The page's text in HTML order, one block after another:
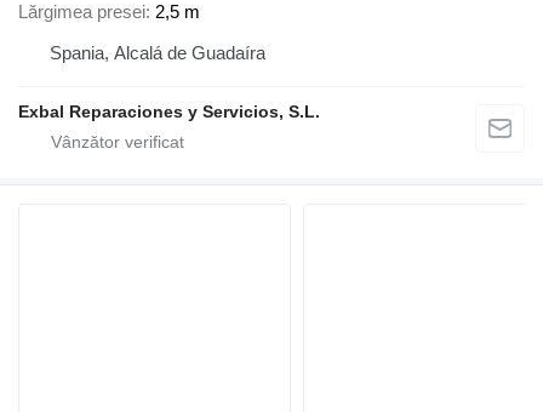
Lărgimea presei 2,5 m
Spania, Alcalá de Guadaíra
Exbal Reparaciones y Servicios, S.L.